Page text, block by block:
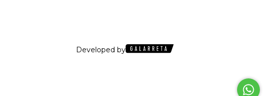
Developed by